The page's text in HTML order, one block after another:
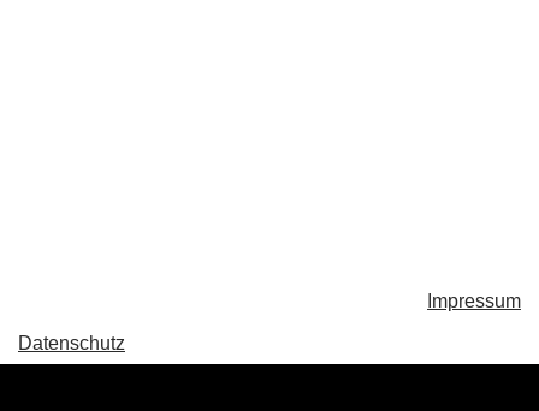
Impressum
Datenschutz